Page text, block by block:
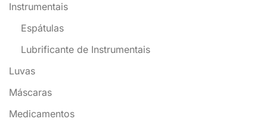
Instrumentais
Espátulas
Lubrificante de Instrumentais
Luvas
Máscaras
Medicamentos